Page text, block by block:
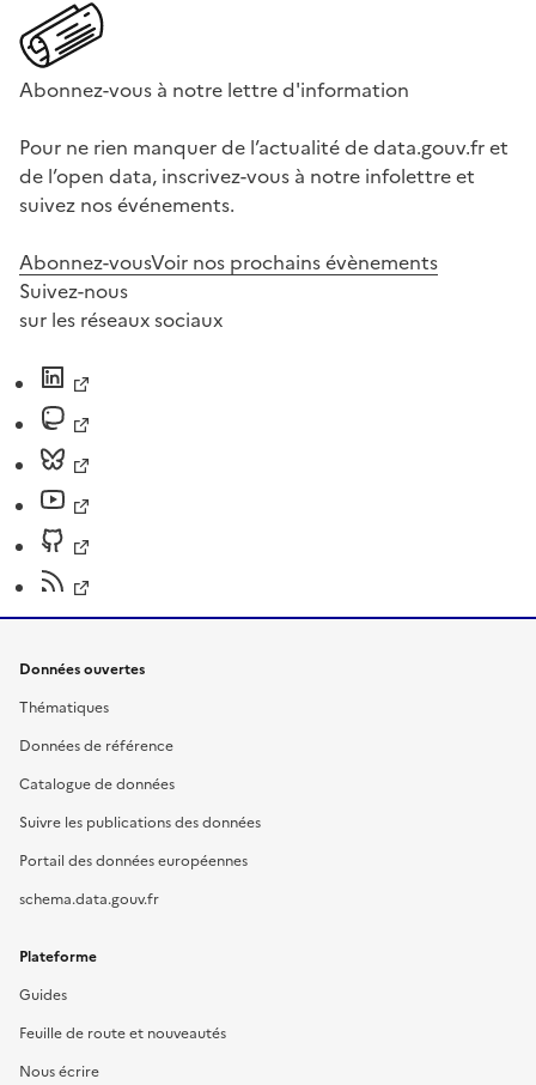
Abonnez-vous à notre lettre d'information
Pour ne rien manquer de l’actualité de data.gouv.fr et
de l’open data, inscrivez-vous à notre infolettre et
suivez nos événements.
Abonnez-vousVoir nos prochains évènements
Suivez-nous
sur les réseaux sociaux
Données ouvertes
Thématiques
Données de référence
Catalogue de données
Suivre les publications des données
Portail des données européennes
schema.data.gouv.fr
Plateforme
Guides
Feuille de route et nouveautés
Nous écrire